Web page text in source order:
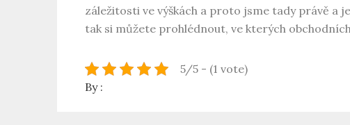
záležitosti ve výškách a proto jsme tady právě a
tak si můžete prohlédnout, ve kterých
5/5 - (1 vote)
By :